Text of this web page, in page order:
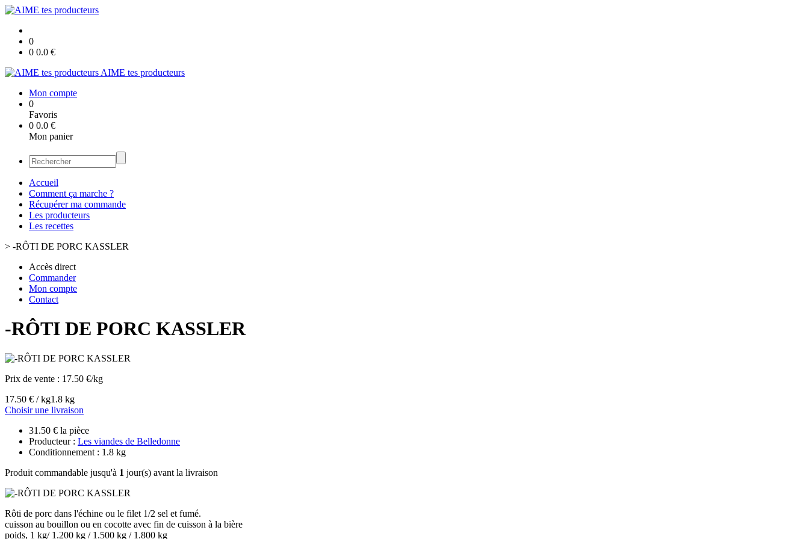
0
0 0.0 €
AIME tes producteurs
Mon compte
0
Favoris
0 0.0 €
Mon panier
Accueil
Comment ça marche ?
Récupérer ma commande
Les producteurs
Les recettes
> -RÔTI DE PORC KASSLER
Accès direct
Commander
Mon compte
Contact
-RÔTI DE PORC KASSLER
Prix de vente : 17.50 €/kg
17.50 € / kg1.8 kg
Choisir une livraison
31.50 € la pièce
Producteur : Les viandes de Belledonne
Conditionnement : 1.8 kg
Produit commandable jusqu'à 1 jour(s) avant la livraison
Rôti de porc dans l'échine ou le filet 1/2 sel et fumé.
cuisson au bouillon ou en cocotte avec fin de cuisson à la bière
poids, 1 kg/ 1.200 kg / 1.500 kg / 1.800 kg